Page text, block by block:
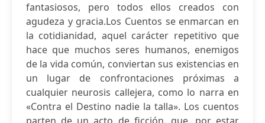
fantasiosos, pero todos ellos creados con
agudeza y gracia.Los Cuentos se enmarcan en
la cotidianidad, aquel carácter repetitivo que
hace que muchos seres humanos, enemigos
de la vida común, conviertan sus existencias en
un lugar de confrontaciones próximas a
cualquier neurosis callejera, como lo narra en
«Contra el Destino nadie la talla». Los cuentos